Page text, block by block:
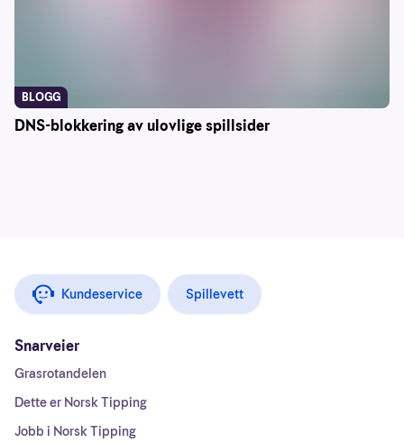
DNS-blokkering av ulovlige spillsider
BLOGG
Kundeservice Spillevett
Snarveier
Grasrotandelen
Dette er Norsk Tipping
Jobb i Norsk Tipping